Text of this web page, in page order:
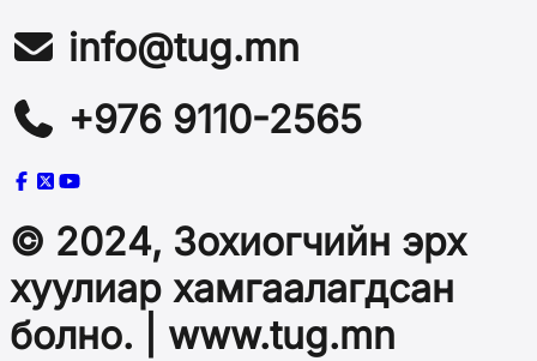
info@tug.mn
+976 9110-2565
© 2024, Зохиогчийн эрх
хуулиар хамгаалагдсан
болно. | www.tug.mn